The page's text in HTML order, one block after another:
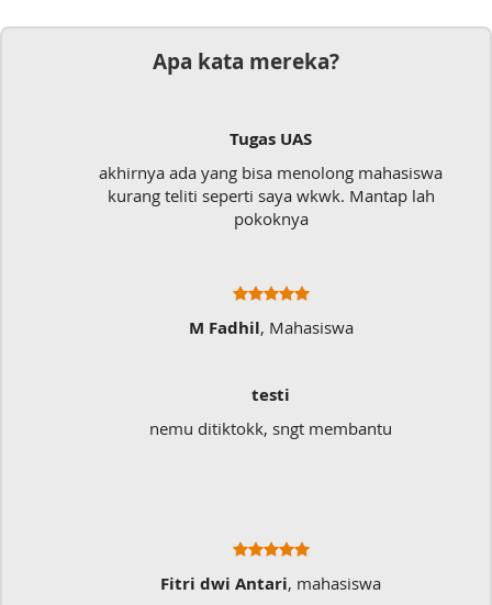
Apa kata mereka?
Tugas UAS
akhirnya ada yang bisa menolong mahasiswa
kurang teliti seperti saya wkwk. Mantap lah
pokoknya
M Fadhil, Mahasiswa
testi
nemu ditiktokk, sngt membantu
Fitri dwi Antari, mahasiswa